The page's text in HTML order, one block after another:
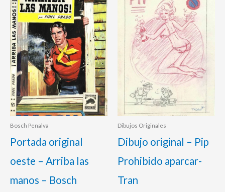
Bosch Penalva
Portada original
oeste – Arriba las
manos – Bosch
Dibujos Originales
Dibujo original – Pip
Prohibido aparcar-
Tran